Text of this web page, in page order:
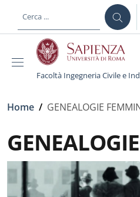
al contenuto principale
Facoltà Ingegneria Civile e
Briciole di pane
Home / GENEALOGIE